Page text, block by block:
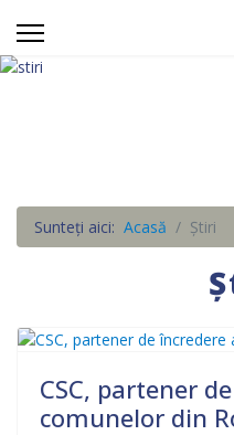
Sunteți aici: Acasă Știri
CSC, partener
comunelor din